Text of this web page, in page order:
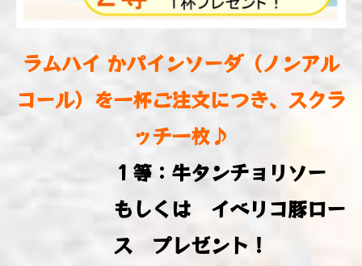
ラムハイ かパインソーダ（ノンアル
コール）を一杯ご注文につき、スクラ
ッチ一枚♪
１等：牛タンチョリソー
もしくは イベリコ豚ロー
ス プレゼント！